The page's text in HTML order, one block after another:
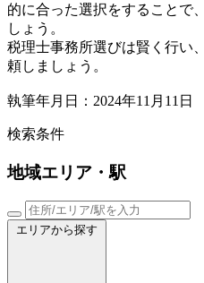
的に合った選択をすることで
しょう。
税理士事務所選びは賢く行い
頼しましょう。
執筆年月日：2024年11月11日
検索条件
地域エリア・駅
エリアから探す